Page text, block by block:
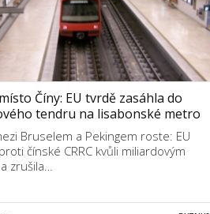
Číny: EU tvrdě zasáhla do
tendru na lisabonské metro
Bruselem a Pekingem roste: EU
čínské CRRC kvůli miliardovým
zrušila…